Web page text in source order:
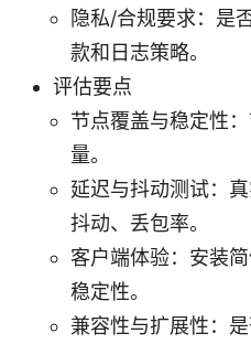
隐私/合规要求：是
款和日志策略。
评估要点
节点覆盖与稳定性
量。
延迟与抖动测试：
抖动、丢包率。
客户端体验：安装
稳定性。
兼容性与扩展性：